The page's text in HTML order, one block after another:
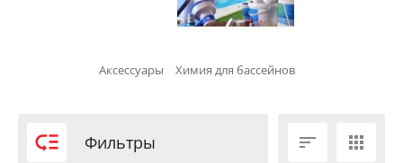
Аксессуары Химия для бассейнов
 Фильтры  